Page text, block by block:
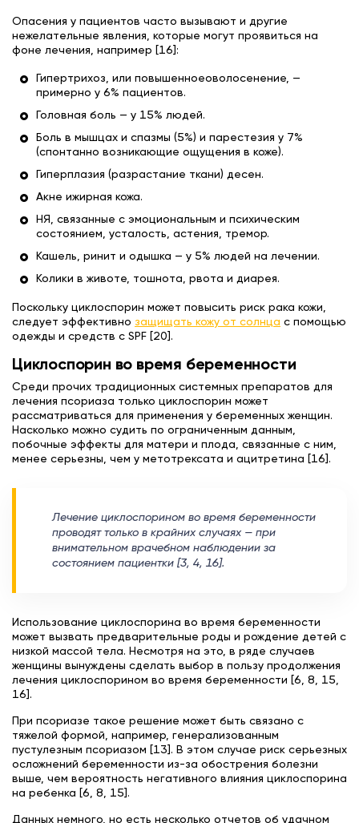
Опасения у пациентов часто вызывают и другие
нежелательные явления, которые могут проявиться на
фоне лечения, например [16]:
Гипертрихоз, или повышенноеоволосенение, —
примерно у 6% пациентов.
Головная боль — у 15% людей.
Боль в мышцах и спазмы (5%) и парестезия у 7%
(спонтанно возникающие ощущения в коже).
Гиперплазия (разрастание ткани) десен.
Акне ижирная кожа.
НЯ, связанные с эмоциональным и психическим
состоянием, усталость, астения, тремор.
Кашель, ринит и одышка — у 5% людей на лечении.
Колики в животе, тошнота, рвота и диарея.
Поскольку циклоспорин может повысить риск рака кожи,
следует эффективно защищать кожу от солнца с помощью
одежды и средств с SPF [20].
Циклоспорин во время беременности
Среди прочих традиционных системных препаратов для
лечения псориаза только циклоспорин может
рассматриваться для применения у беременных женщин.
Насколько можно судить по ограниченным данным,
побочные эффекты для матери и плода, связанные с ним,
менее серьезны, чем у метотрексата и ацитретина [16].
Лечение циклоспорином во время беременности
проводят только в крайних случаях — при
внимательном врачебном наблюдении за
состоянием пациентки [3, 4, 16].
Использование циклоспорина во время беременности
может вызвать предварительные роды и рождение детей с
низкой массой тела. Несмотря на это, в ряде случаев
женщины вынуждены сделать выбор в пользу продолжения
лечения циклоспорином во время беременности [6, 8, 15,
16].
При псориазе такое решение может быть связано с
тяжелой формой, например, генерализованным
пустулезным псориазом [13]. В этом случае риск серьезных
осложнений беременности из-за обострения болезни
выше, чем вероятность негативного влияния циклоспорина
на ребенка [6, 8, 15].
Данных немного, но есть несколько отчетов об удачном